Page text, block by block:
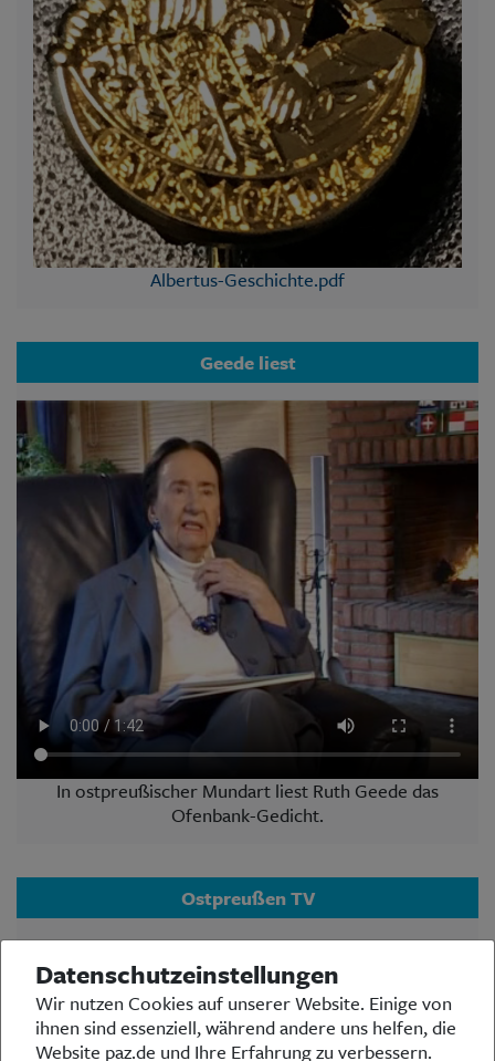
Albertus-Geschichte.pdf
Geede liest
In ostpreußischer Mundart liest Ruth Geede das
Ofenbank-Gedicht.
Ostpreußen TV
Der Ostpreußischer Rundfunk, Studio Düsseldorf,
bietet auf seinem YouTube-Kanal OstpreußenTV
vielseitige Videos zu Themen der Landsmannschaft
Ostpreußen auf Bundes- und Landesebene, Arbeit
des BdV, Geschehnissen in Ostpreußen und in der
Datenschutzeinstellungen
Wir nutzen Cookies auf unserer Website. Einige von
ihnen sind essenziell, während andere uns helfen, die
Website paz.de und Ihre Erfahrung zu verbessern.